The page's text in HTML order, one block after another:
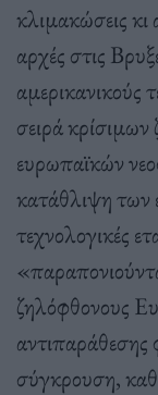
κλιμακώσεις
αρχές στις
αμερικανικούς
σειρά
ευρωπαϊκών
κατάθλιψη των
τεχνολογικές
ζηλόφθονους
αντιπαράθεσης
σύγκρουση,